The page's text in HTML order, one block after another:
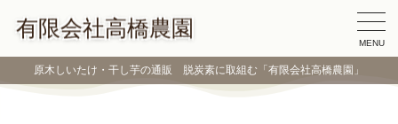
MENU
有限会社高橋農園
原木しいたけ・干し芋の通販 脱炭素に取組む「有限会社高橋農園」